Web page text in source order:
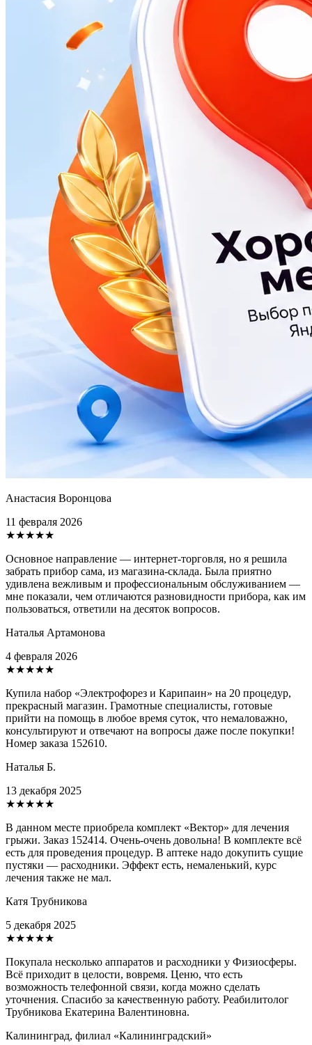
Анастасия Воронцова
11 февраля 2026
★★★★★
Основное направление — интернет-торговля, но я решила
забрать прибор сама, из магазина-склада. Была приятно
удивлена вежливым и профессиональным обслуживанием —
мне показали, чем отличаются разновидности прибора, как им
пользоваться, ответили на десяток вопросов.
Наталья Артамонова
4 февраля 2026
★★★★★
Купила набор «Электрофорез и Карипаин» на 20 процедур,
прекрасный магазин. Грамотные специалисты, готовые
прийти на помощь в любое время суток, что немаловажно,
консультируют и отвечают на вопросы даже после покупки!
Номер заказа 152610.
Наталья Б.
13 декабря 2025
★★★★★
В данном месте приобрела комплект «Вектор» для лечения
грыжи. Заказ 152414. Очень-очень довольна! В комплекте всё
есть для проведения процедур. В аптеке надо докупить сущие
пустяки — расходники. Эффект есть, немаленький, курс
лечения также не мал.
Катя Трубникова
5 декабря 2025
★★★★★
Покупала несколько аппаратов и расходники у Физиосферы.
Всё приходит в целости, вовремя. Ценю, что есть
возможность телефонной связи, когда можно сделать
уточнения. Спасибо за качественную работу. Реабилитолог
Трубникова Екатерина Валентиновна.
Калининград, филиал «Калининградский»